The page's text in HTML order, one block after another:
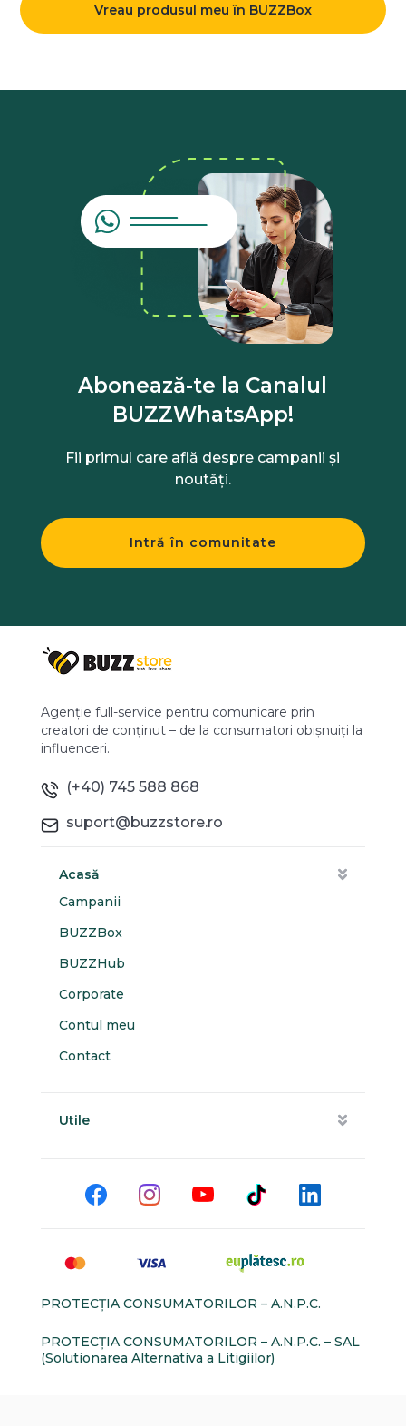
Vreau produsul meu în BUZZBox
Abonează-te la Canalul
BUZZWhatsApp!
Fii primul care află despre campanii și
noutăți.
Intră în comunitate
Agenție full-service pentru comunicare prin
creatori de conținut – de la consumatori obișnuiți la
influenceri.
(+40) 745 588 868
suport@buzzstore.ro
Acasă
Campanii
BUZZBox
BUZZHub
Corporate
Contul meu
Contact
Utile
PROTECŢIA CONSUMATORILOR – A.N.P.C.
PROTECŢIA CONSUMATORILOR – A.N.P.C. – SAL
(Solutionarea Alternativa a Litigiilor)